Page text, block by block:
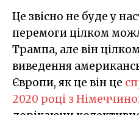
Це звісно не буде у
перемоги цілком
Трампа, але він
виведення
Європи, як це він це
2020 році з